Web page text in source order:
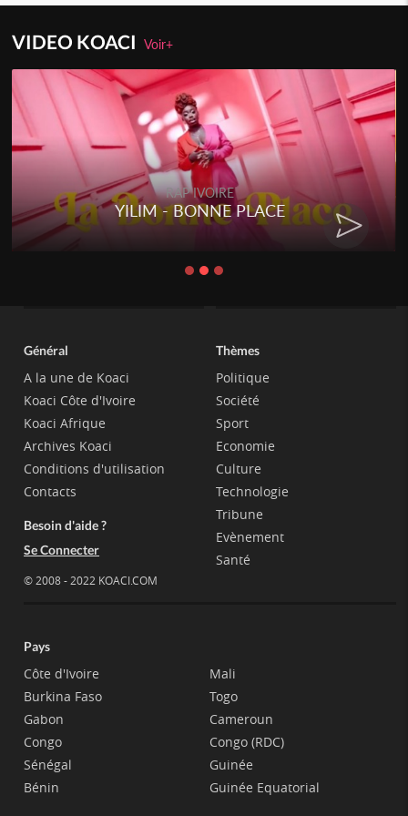
VIDEO KOACIVoir+
RAP IVOIRE
YILIM - BONNE PLACE
Général
A la une de Koaci
Koaci Côte d'Ivoire
Koaci Afrique
Archives Koaci
Conditions d'utilisation
Contacts
Besoin d'aide ?
Se Connecter
© 2008 - 2022 KOACI.COM
Thèmes
Politique
Société
Sport
Economie
Culture
Technologie
Tribune
Evènement
Santé
Pays
Côte d'Ivoire
Burkina Faso
Gabon
Congo
Sénégal
Bénin
Mali
Togo
Cameroun
Congo (RDC)
Guinée
Guinée Equatorial